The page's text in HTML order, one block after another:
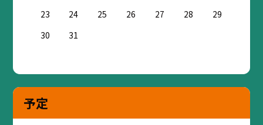
23
24 25 26 27 28
29
30
31
予定